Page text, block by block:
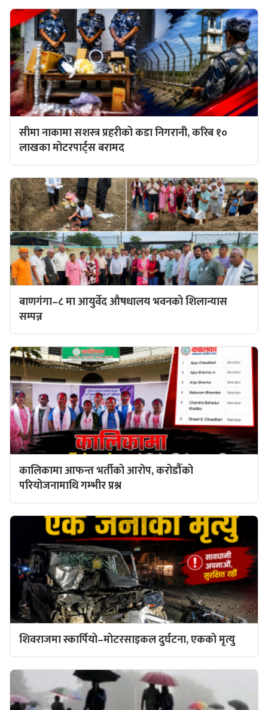
सीमा नाकामा सशस्त्र प्रहरीको कडा निगरानी, करिब १०
लाखका मोटरपार्ट्स बरामद
बाणगंगा–८ मा आयुर्वेद औषधालय भवनको शिलान्यास
सम्पन्न
कालिकामा आफन्त भर्तीको आरोप, करोडौँको
परियोजनामाथि गम्भीर प्रश्न
शिवराजमा स्कार्पियो–मोटरसाइकल दुर्घटना, एकको मृत्यु